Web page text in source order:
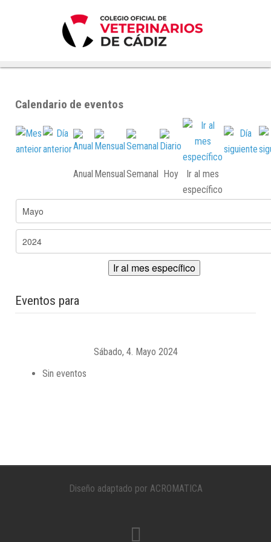
Calendario de eventos
Anual MensualSemanal Hoy
Ir al mes
específico
Ir al mes específico
Eventos para
Sábado, 4. Mayo 2024
Sin eventos
Diseño adaptado por ACROMATICA